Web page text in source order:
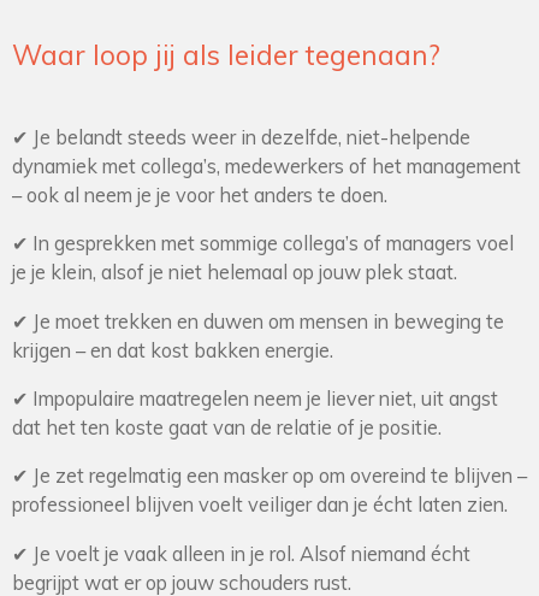
Waar loop jij als leider tegenaan?
✔ Je belandt steeds weer in dezelfde, niet-helpende
dynamiek met collega’s, medewerkers of het management
– ook al neem je je voor het anders te doen.
✔ In gesprekken met sommige collega’s of managers voel
je je klein, alsof je niet helemaal op jouw plek staat.
✔ Je moet trekken en duwen om mensen in beweging te
krijgen – en dat kost bakken energie.
✔ Impopulaire maatregelen neem je liever niet, uit angst
dat het ten koste gaat van de relatie of je positie.
✔ Je zet regelmatig een masker op om overeind te blijven –
professioneel blijven voelt veiliger dan je écht laten zien.
✔ Je voelt je vaak alleen in je rol. Alsof niemand écht
begrijpt wat er op jouw schouders rust.